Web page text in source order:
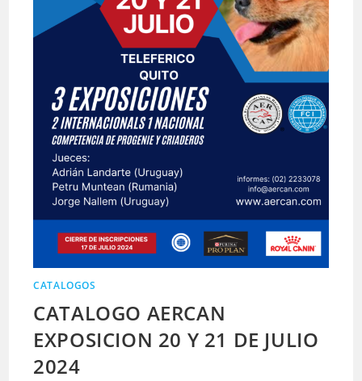
CATALOGOS
CATALOGO AERCAN
EXPOSICION 20 Y 21 DE JULIO
2024